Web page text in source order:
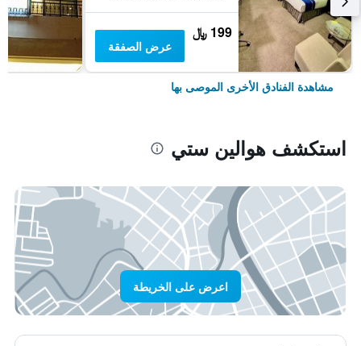
199 ﷼
عرض الصفقة
مشاهدة الفنادق الأخرى الموصى بها
استكشف هوالين ستي
اعرض على الخريطة